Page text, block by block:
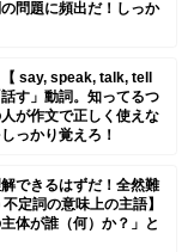
問題に頻出だ！しっか
say, speak, talk, tell
す」動詞。知ってるつ
が作文で正しく使えな
っかり覚えろ！
できるはずだ！全然難
定詞の意味上の主語】
体が誰（何）か？」と